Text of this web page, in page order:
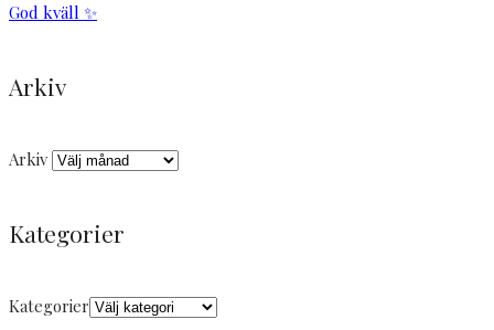
God kväll ✨
Arkiv
Arkiv
Kategorier
Kategorier